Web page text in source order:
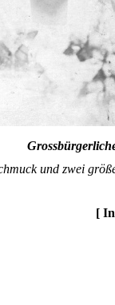
und zwei
[